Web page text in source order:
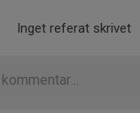
Inget referat skrivet